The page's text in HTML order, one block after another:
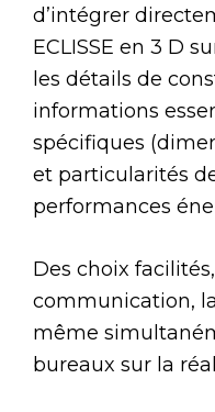
d’intégrer
ECLISSE en 3 D
les détails de
informations
spécifiques
et particularités
performances
Des choix
communication,
même
bureaux sur la